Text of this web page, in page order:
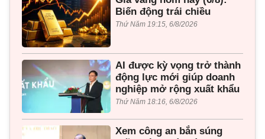
Biến động trái chiều
Thứ Năm 19:15, 6/8/2026
AI được kỳ vọng trở thành
động lực mới giúp doanh
nghiệp mở rộng xuất khẩu
Thứ Năm 18:16, 6/8/2026
Xem công an bắn súng